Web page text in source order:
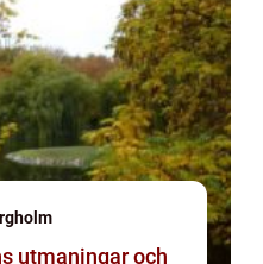
utmaningar och